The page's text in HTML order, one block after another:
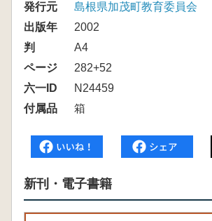
発行元
島根県加茂町教育委員会
出版年
2002
判
A4
ページ
282+52
六一ID
N24459
付属品
箱
新刊・電子書籍